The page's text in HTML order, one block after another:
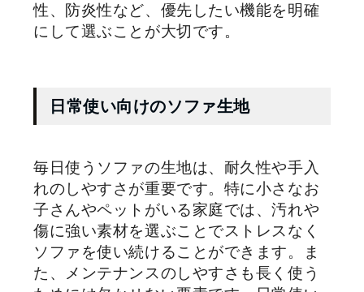
性、防炎性など、優先したい機能を明確
にして選ぶことが大切です。
日常使い向けのソファ生地
毎日使うソファの生地は、耐久性や手入
れのしやすさが重要です。特に小さなお
子さんやペットがいる家庭では、汚れや
傷に強い素材を選ぶことでストレスなく
ソファを使い続けることができます。ま
た、メンテナンスのしやすさも長く使う